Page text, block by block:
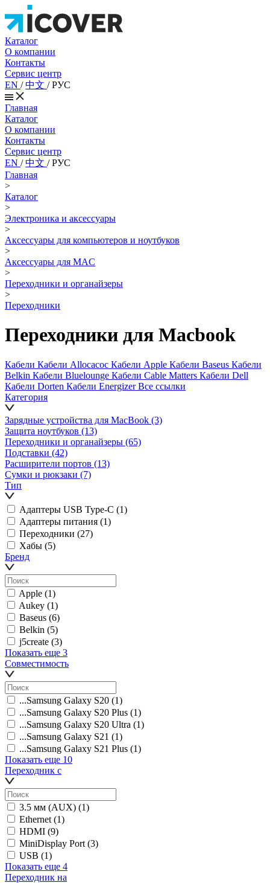
Каталог
О компании
Контакты
Сервис центр
EN /中文 /РУС
Главная
Каталог
О компании
Контакты
Сервис центр
EN /中文 /РУС
Главная
>
Каталог
>
Электроника и аксессуары
>
Аксессуары для компьютеров и ноутбуков
>
Аксессуары для MAC
>
Переходники и органайзеры
>
Переходники
Переходники для Macbook
Кабели Кабели Allocacoc Кабели Apple Кабели Baseus Кабели
Belkin Кабели Bluelounge Кабели Cable Matters Кабели Dell
Кабели Dorten Кабели EnergizerВсе ссылки
Категория
Зарядные устройства для MacBook (3)
Защита ноутбуков (13)
Переходники и органайзеры (65)
Подставки (42)
Расширители портов (13)
Сумки и рюкзаки (7)
Тип
Адаптеры USB Type-C (1)
Адаптеры питания (1)
Переходники (27)
Хабы (5)
Бренд
Apple (1)
Aukey (1)
Baseus (6)
Belkin (5)
j5create (3)
Показать еще 3
Совместимость
...Samsung Galaxy S20 (1)
...Samsung Galaxy S20 Plus (1)
...Samsung Galaxy S20 Ultra (1)
...Samsung Galaxy S21 (1)
...Samsung Galaxy S21 Plus (1)
Показать еще 10
Переходник с
3.5 мм (AUX) (1)
Ethernet (1)
HDMI (9)
MiniDisplay Port (3)
USB (1)
Показать еще 4
Переходник на